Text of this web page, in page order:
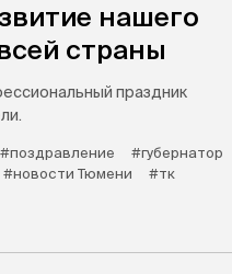
нашего
страны
праздник
#поздравление
#губернатор
#новости Тюмени #тк